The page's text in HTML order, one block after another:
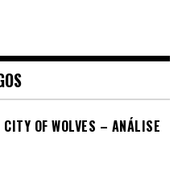
OF WOLVES – ANÁLISE